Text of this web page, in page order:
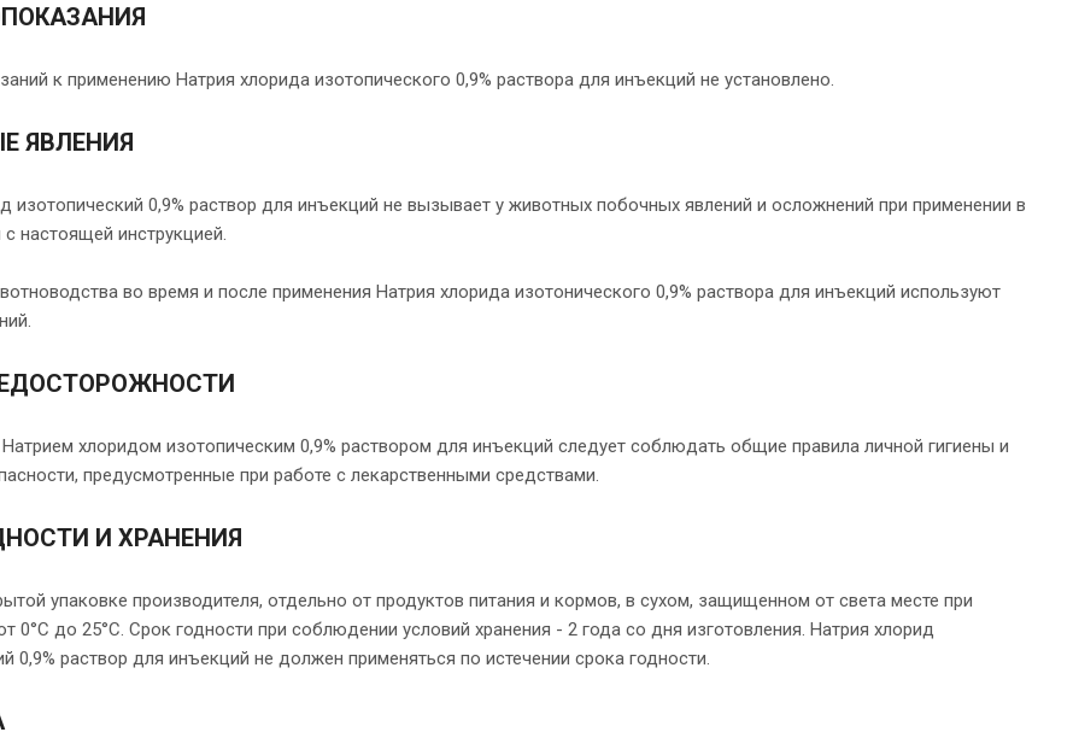
к применению Натрия хлорида изотопического 0,9% раствора для инъекций не установлено.
ЯВЛЕНИЯ
изотопический 0,9% раствор для инъекций не вызывает у животных побочных явлений и осложнений при применении в
с настоящей инструкцией.
во время и после применения Натрия хлорида изотонического 0,9% раствора для инъекций используют
хлоридом изотопическим 0,9% раствором для инъекций следует соблюдать общие правила личной гигиены и
предусмотренные при работе с лекарственными средствами.
И ХРАНЕНИЯ
упаковке производителя, отдельно от продуктов питания и кормов, в сухом, защищенном от света месте при
0°С до 25°С. Срок годности при соблюдении условий хранения - 2 года со дня изготовления. Натрия хлорид
0,9% раствор для инъекций не должен применяться по истечении срока годности.